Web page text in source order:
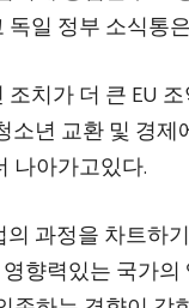
일 정부 소식통
치가 더 큰 EU
소년 교환 및 경제
나아가고있다.
과정을 차트하
향력있는 국가